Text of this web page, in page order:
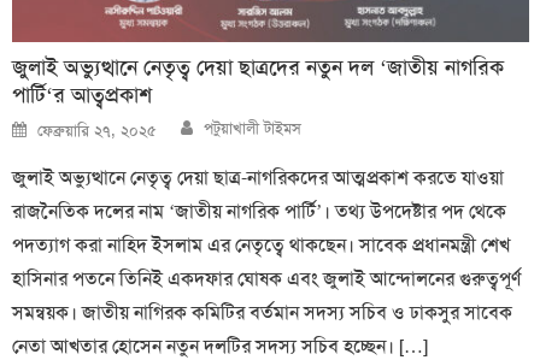
জুলাই অভ্যুত্থানে নেতৃত্ব দেয়া ছাত্রদের নতুন দল ‘জাতীয় নাগরিক
পার্টি‘র আত্বপ্রকাশ
Posted
on
ফেব্রুয়ারি ২৭, ২০২৫ Author
পটুয়াখালী টাইমস
জুলাই অভ্যুত্থানে নেতৃত্ব দেয়া ছাত্র-নাগরিকদের আত্মপ্রকাশ করতে যাওয়া
রাজনৈতিক দলের নাম ‘জাতীয় নাগরিক পার্টি’। তথ্য উপদেষ্টার পদ থেকে
পদত্যাগ করা নাহিদ ইসলাম এর নেতৃত্বে থাকছেন। সাবেক প্রধানমন্ত্রী শেখ
হাসিনার পতনে তিনিই একদফার ঘোষক এবং জুলাই আন্দোলনের গুরুত্বপূর্ণ
সমন্বয়ক। জাতীয় নাগিরক কমিটির বর্তমান সদস্য সচিব ও ঢাকসুর সাবেক
নেতা আখতার হোসেন নতুন দলটির সদস্য সচিব হচ্ছেন। […]